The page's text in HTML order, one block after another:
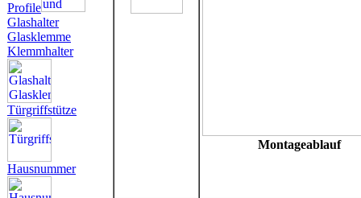
Profile
Glashalter
Glasklemme
Klemmhalter
Türgriffstütze
Hausnummer
Montageablauf